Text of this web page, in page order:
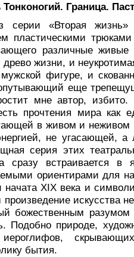
Тонконогий. Граница.
серии «Вто­рая
пластическими
различ­ные
жизни, и
фигуре, и
еще
мне автор,
прочтения мира как
в живом и
не уга­сающей,
серия этих
встраи­вается в
ори­ентирами для
на­чата XIX века и
искусства
божественным
Подобно природе,
иероглифов,
бытия.